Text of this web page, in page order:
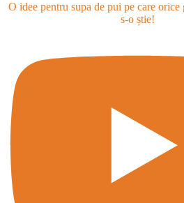
O idee pentru supa de pui pe care orice
s-o știe!